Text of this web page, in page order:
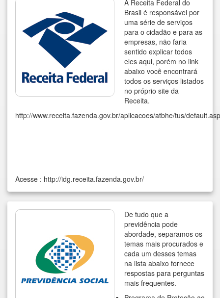
A Receita Federal do
Brasil é responsável por
uma série de serviços
para o cidadão e para as
empresas, não faria
sentido explicar todos
eles aqui, porém no link
abaixo você encontrará
todos os serviços listados
no próprio site da
Receita.
http://www.receita.fazenda.gov.br/aplicacoes/atbhe/tus/
Acesse : http://idg.receita.fazenda.gov.br/
De tudo que a
previdência pode
abordade, separamos os
temas mais procurados e
cada um desses temas
na lista abaixo fornece
respostas para perguntas
mais frequentes.